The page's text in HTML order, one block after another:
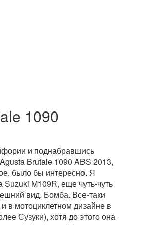
1090
и поднабравшись
Brutale 1090 ABS 2013,
было бы интересно. Я
M109R, еще чуть-чуть
вид. Бомба. Все-таки
в мотоциклетном дизайне в
Сузуки), хотя до этого она